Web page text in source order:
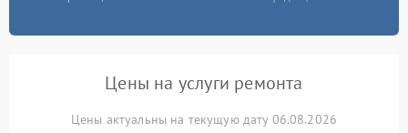
Цены на услуги ремонта
Цены актуальны на текущую дату 06.08.2026